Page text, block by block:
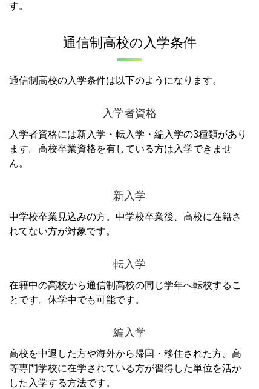
す。
通信制高校の入学条件
通信制高校の入学条件は以下のようになります。
入学者資格
入学者資格には新入学・転入学・編入学の3種類があり
ます。 高校卒業資格を有している方は入学できませ
ん。
新入学
中学校卒業見込みの方。中学校卒業後、高校に在籍さ
れてない方が対象です。
転入学
在籍中の高校から通信制高校の同じ学年へ転校するこ
とです。 休学中でも可能です。
編入学
高校を中退した方や海外から帰国・移住された方。高
等専門学校に在学されている方が習得した単位を活か
した入学する方法です。